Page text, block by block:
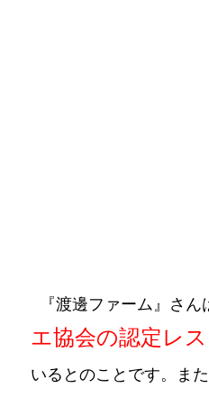
『渡邊ファーム』さん
エ協会の認定レ
いるとのことです。ま